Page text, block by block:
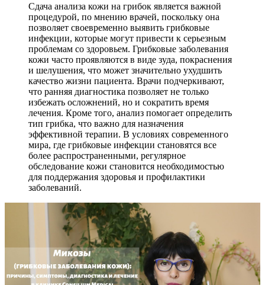
Сдача анализа кожи на грибок является важной
процедурой, по мнению врачей, поскольку она
позволяет своевременно выявить грибковые
инфекции, которые могут привести к серьезным
проблемам со здоровьем. Грибковые заболевания
кожи часто проявляются в виде зуда, покраснения
и шелушения, что может значительно ухудшить
качество жизни пациента. Врачи подчеркивают,
что ранняя диагностика позволяет не только
избежать осложнений, но и сократить время
лечения. Кроме того, анализ помогает определить
тип грибка, что важно для назначения
эффективной терапии. В условиях современного
мира, где грибковые инфекции становятся все
более распространенными, регулярное
обследование кожи становится необходимостью
для поддержания здоровья и профилактики
заболеваний.